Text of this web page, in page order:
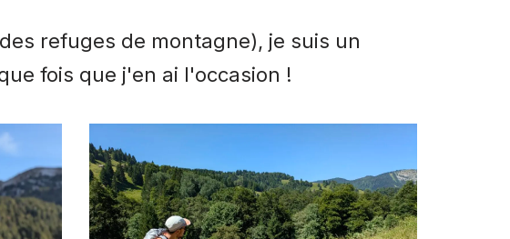
refuges de montagne), je suis un
fois que j'en ai l'occasion !